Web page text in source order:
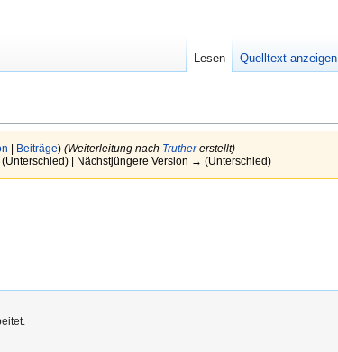
Beiträge) (Weiterleitung nach Truthererstellt)
| Nächstjüngere Version → (Unterschied)
Lesen Quelltext anzeigen